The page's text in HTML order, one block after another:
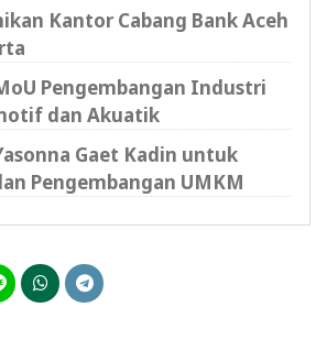
Kantor Cabang Bank Aceh
Pengembangan Industri
dan Akuatik
Gaet Kadin untuk
Pengembangan UMKM